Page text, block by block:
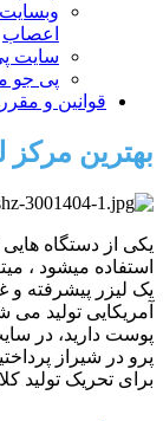
اعصاب
سایت
پی جو
قوانین و
بهترین
یکی از دستگاه
استفاده میشود ،
یک لیزر پیشرفته
آمریکایی تولید می
پرو در شیراز
برای تحریک تولید